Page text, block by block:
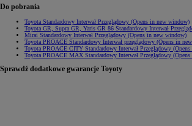
Do pobrania
Toyota Standardowy Interwał Przeglądowy (Opens in new window)
Toyota GR, Supra GR, Yaris GR 86 Standardowy Interwał
Mirai Standardowy Interwał Przeglądowy (Opens in new window)
Toyota PROACE Standardowy Interwał przeglądowy (Opens in
Toyota PROACE CITY Standardowy Interwał Przeglądowy
Toyota PROACE MAX Standardowy Interwał Przeglądowy
Sprawdź dodatkowe gwarancje Toyoty